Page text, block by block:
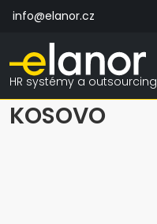
info@elanor.cz
HR systémy a outsourcing
KOSOVO